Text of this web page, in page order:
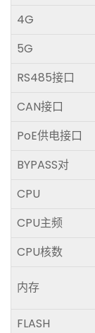
4G
5G
RS485接口
CAN接口
PoE供电接口
BYPASS对
CPU
CPU主频
CPU核数
内存
FLASH